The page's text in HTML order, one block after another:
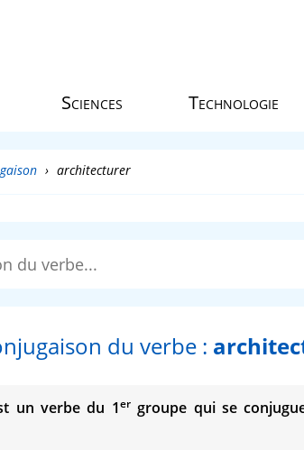
Sciences Technologie
› architecturer
du verbe :
un verbe du 1ergroupe qui se